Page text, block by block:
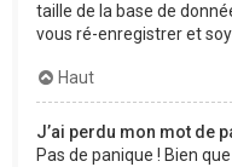
taille de la base de
vous ré-enregistrer et
Haut
J’ai perdu mon mot de
Pas de panique ! Bien